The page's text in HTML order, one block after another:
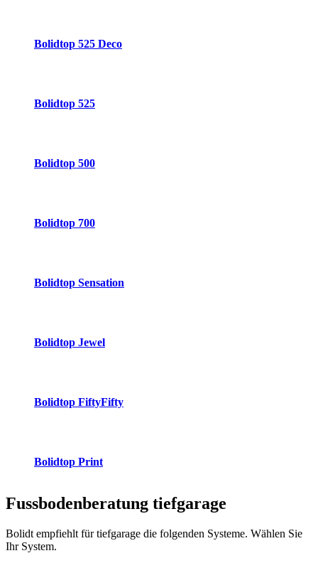
Bolidtop 525 Deco
Bolidtop 525
Bolidtop 500
Bolidtop 700
Bolidtop Sensation
Bolidtop Jewel
Bolidtop FiftyFifty
Bolidtop Print
Fussbodenberatung tiefgarage
Bolidt empfiehlt für tiefgarage die folgenden Systeme. Wählen Sie
Ihr System.